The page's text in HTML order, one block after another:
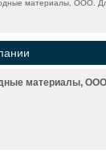
материалы, ООО.
материалы, ООО